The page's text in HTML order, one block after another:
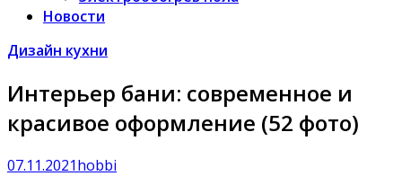
Новости
Дизайн кухни
Интерьер бани: современное и
красивое оформление (52 фото)
07.11.2021hobbi